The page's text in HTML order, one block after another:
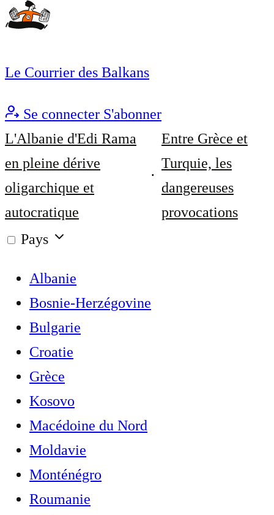
Le Courrier des Balkans
Se connecter S'abonner
L'Albanie d'Edi Rama
en pleine dérive
oligarchique et
autocratique
Entre Grèce et
Turquie, les
dangereuses
provocations
Pays
Albanie
Bosnie-Herzégovine
Bulgarie
Croatie
Grèce
Kosovo
Macédoine du Nord
Moldavie
Monténégro
Roumanie